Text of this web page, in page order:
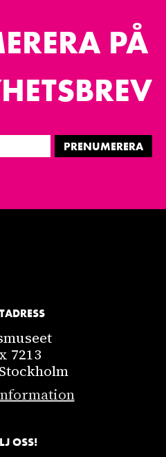
PÅ
PRENUMERERA
7213
OSS!